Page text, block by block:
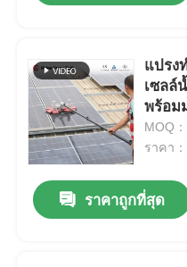
แปรง
เซลล์
พร้อม
เสา
สำหรั
MOQ
ราคา
ราคาถูกที่สุด